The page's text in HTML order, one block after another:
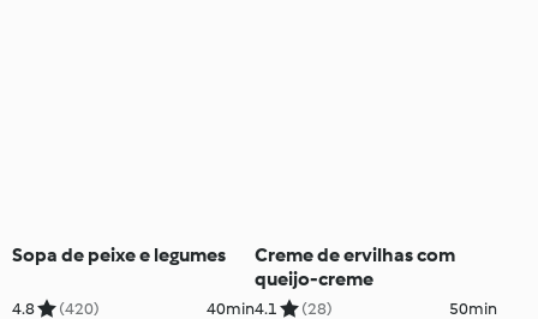
Sopa de peixe e legumes
4.8 (420) 40min
Creme de ervilhas com
queijo-creme
4.1 (28) 50min